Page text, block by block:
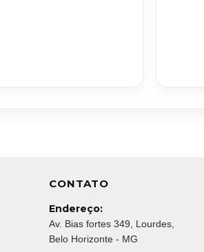
CONTATO
Endereço:
Av. Bias fortes 349, Lourdes,
Belo Horizonte - MG